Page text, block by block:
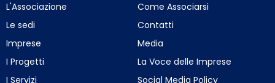
L'Associazione
Le sedi
Imprese
I Progetti
I Servizi
Come Associarsi
Contatti
Media
La Voce delle Imprese
Social Media Policy